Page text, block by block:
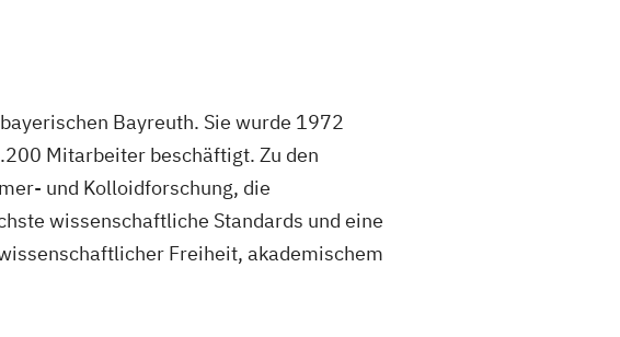
Bayreuth. Sie wurde 1972
Mitarbeiter beschäftigt. Zu den
und Kolloidforschung, die
wissenschaftliche Standards und eine
Freiheit, akademischem